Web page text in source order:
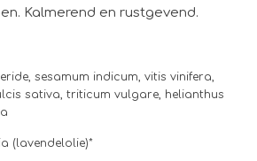
Kalmerend en rustgevend.
sesamum indicum, vitis vinifera,
sativa, triticum vulgare, helianthus
(lavendelolie)*